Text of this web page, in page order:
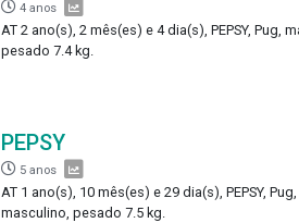
4 anos
AT 2 ano(s), 2 mês(es) e 4 dia(s), PEPSY, Pug,
pesado 7.4 kg.
PEPSY
5 anos
AT 1 ano(s), 10 mês(es) e 29 dia(s), PEPSY, Pug,
masculino, pesado 7.5 kg.